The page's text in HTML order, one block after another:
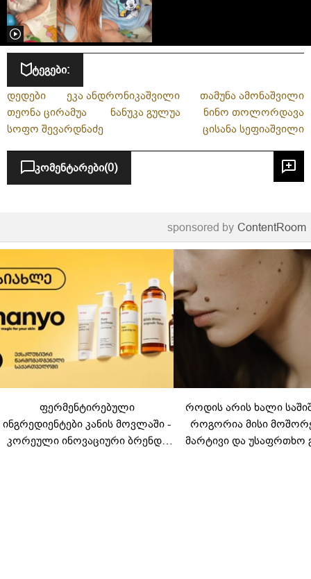
ტეგები:
დედები ეკა ანდრონიკაშვილი
თამუნა ამონაშვილი
თეონა ცირამუა
ნანუკა გულუა
ნინო თოლორდავა
სოფო შევარდნაძე
ცისანა სეფიაშვილი
კომენტარები(0)
sponsored by ContentRoom
ფერმენტირებული
ინგრედიენტები კანის მოვლაში -
კორეული ინოვაციური ბრენდი
როდის არის ხალი
როგორია მისი
მარტივი და უსაფრთხო